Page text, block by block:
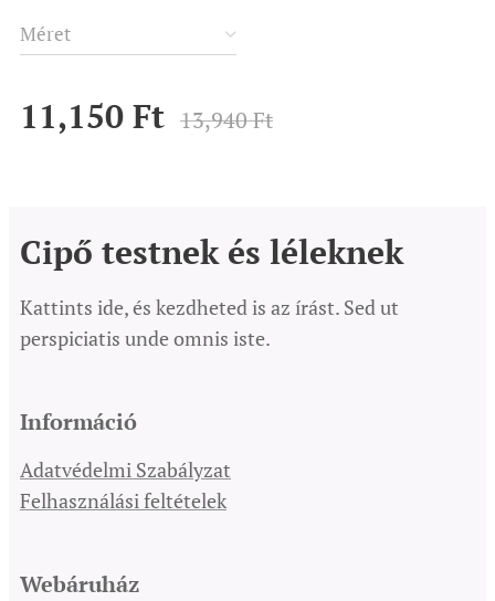
Méret
11,150 Ft 13,940Ft
Cipő testnek és léleknek
Kattints ide, és kezdheted is az írást. Sed ut
perspiciatis unde omnis iste.
Információ
Adatvédelmi Szabályzat
Felhasználási feltételek
Webáruház